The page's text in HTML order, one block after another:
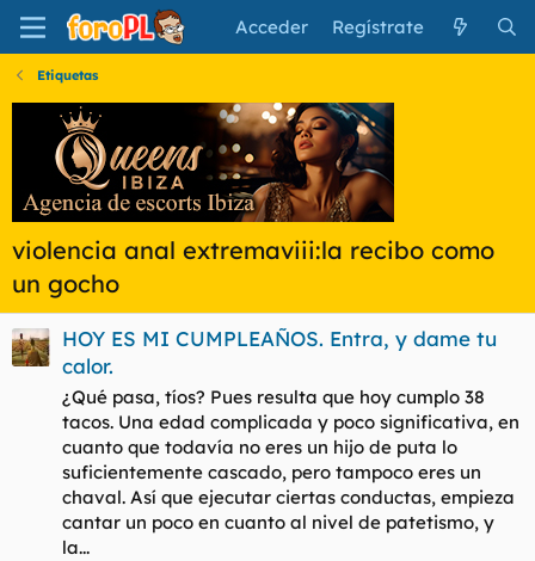
Acceder Regístrate
Etiquetas
violencia anal extremaviii:la recibo como
un gocho
HOY ES MI CUMPLEAÑOS. Entra, y dame tu
calor.
¿Qué pasa, tíos? Pues resulta que hoy cumplo 38
tacos. Una edad complicada y poco significativa, en
cuanto que todavía no eres un hijo de puta lo
suficientemente cascado, pero tampoco eres un
chaval. Así que ejecutar ciertas conductas, empieza
cantar un poco en cuanto al nivel de patetismo, y
la...